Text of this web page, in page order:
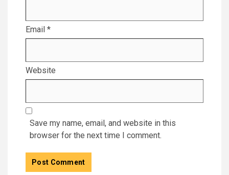
Email *
Website
Save my name, email, and website in this
browser for the next time I comment.